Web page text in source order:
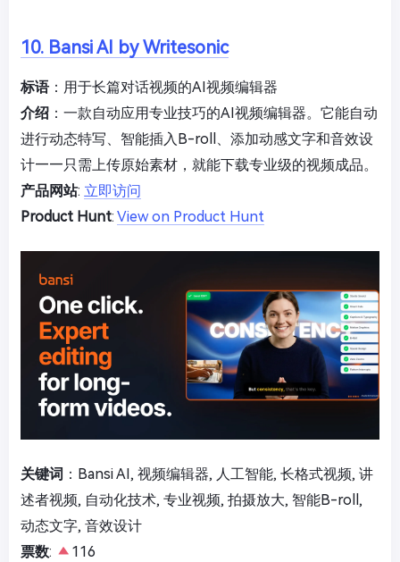
10. Bansi AI by Writesonic
标语：用于长篇对话视频的AI视频编辑器
介绍 ：一款自动应用专业技巧的AI视频编辑器。它能自动
进行动态特写、智能插入B-roll、添加动感文字和音效设
计——只需上传原始素材，就能下载专业级的视频成品。
产品网站: 立即访问
Product Hunt: View on Product Hunt
关键词 ：Bansi AI, 视频编辑器, 人工智能, 长格式视频, 讲
述者视频, 自动化技术, 专业视频, 拍摄放大, 智能B-roll,
动态文字, 音效设计
票数:
116